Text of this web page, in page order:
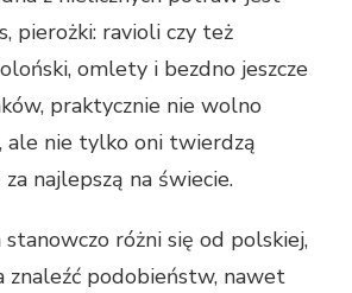
pierożki: ravioli czy też
omlety i bezdno jeszcze
praktycznie nie wolno
ale nie tylko oni twierdzą
najlepszą na świecie.
stanowczo różni się od polskiej,
znaleźć podobieństw, nawet